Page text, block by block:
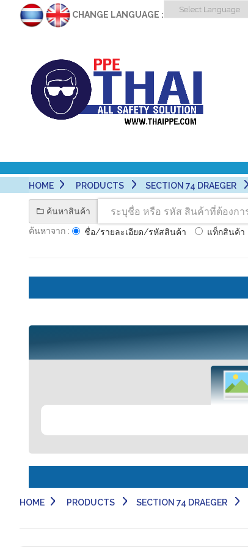
CHANGE LANGUAGE :
HOME PRODUCTS SECTION 74 DRAEGER
ค้นหาสินค้า
ค้นหาจาก :
ชื่อ/รายละเอียด/รหัสสินค้า แท็กสินค้า
HOME PRODUCTS SECTION 74 DRAEGER